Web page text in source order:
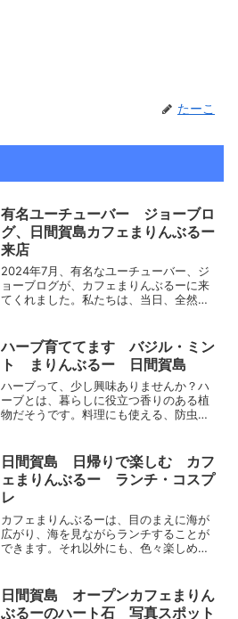
たーこ
有名ユーチューバー ジョーブロ
グ、日間賀島カフェまりんぶるー
来店
2024年7月、有名なユーチューバー、ジ
ョーブログが、カフェまりんぶるーに来
てくれました。私たちは、当日、全然気
その後、ジョーブログを見て、来まし
た。というお客さんが何...
ハーブ育ててます バジル・ミン
ト まりんぶるー 日間賀島
ハーブって、少し興味ありませんか？ハ
ーブとは、暮らしに役立つ香りのある植
物だそうです。料理にも使える、防虫効
育て始めました。バジルとミント。食べ
れます。そもそも、ハーブを...
日間賀島 日帰りで楽しむ カフ
ェまりんぶるー ランチ・コスプ
レ
カフェまりんぶるーは、目のまえに海が
広がり、海を見ながらランチすることが
できます。それ以外にも、色々楽しめる
し・絵・折り紙・詩・ブラックホール・
占い・ドリンク・食事・ケ...
日間賀島 オープンカフェまりん
ぶるーのハート石 写真スポット